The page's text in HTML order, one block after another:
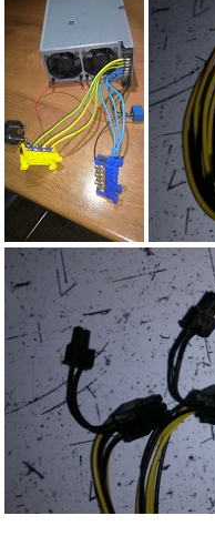
IMG
IMG 20170927 002138